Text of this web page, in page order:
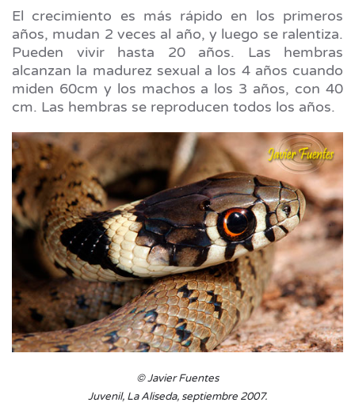
El crecimiento es más rápido en los primeros
años, mudan 2 veces al año, y luego se ralentiza.
Pueden vivir hasta 20 años. Las hembras
alcanzan la madurez sexual a los 4 años cuando
miden 60cm y los machos a los 3 años, con 40
cm. Las hembras se reproducen todos los años.
© Javier Fuentes
Juvenil, La Aliseda, septiembre 2007.